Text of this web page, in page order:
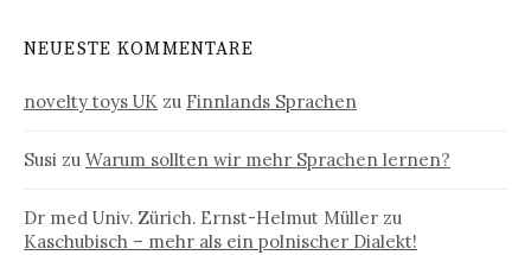
NEUESTE KOMMENTARE
novelty toys UK zu Finnlands Sprachen
Susi zu Warum sollten wir mehr Sprachen lernen?
Dr med Univ. Zürich. Ernst-Helmut Müller zu
Kaschubisch – mehr als ein polnischer Dialekt!